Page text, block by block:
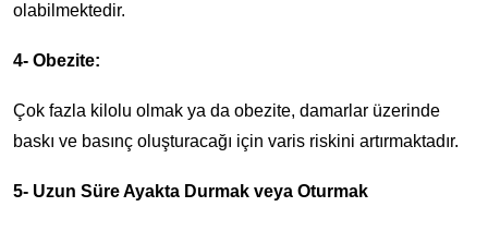
olabilmektedir.
4- Obezite:
Çok fazla kilolu olmak ya da obezite, damarlar üzerinde
baskı ve basınç oluşturacağı için varis riskini artırmaktadır.
5- Uzun Süre Ayakta Durmak veya Oturmak